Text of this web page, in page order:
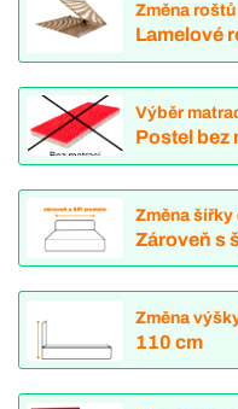
Změna roštů
Lamelové
Výběr
Postel bez
Změna šířky
Zároveň s
Změna
110 cm